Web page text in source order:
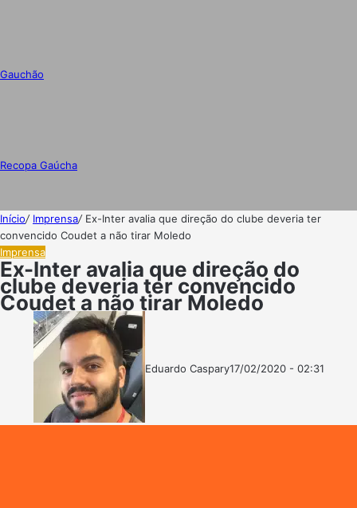
Gauchão
Recopa Gaúcha
Início/ Imprensa/ Ex-Inter avalia que direção do clube deveria ter
convencido Coudet a não tirar Moledo
Imprensa
Ex-Inter avalia que direção do
clube deveria ter convencido
Coudet a não tirar Moledo
Eduardo CasparyFollow
Mande
17/02/2020 - 02:31